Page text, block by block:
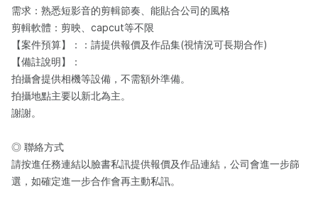
需求：熟悉短影音的剪輯節奏、能貼合公司的風格
剪輯軟體：剪映、capcut等不限
【案件預算】：：請提供報價及作品集(視情況可長期合作)
【備註說明】：
拍攝會提供相機等設備，不需額外準備。
拍攝地點主要以新北為主。
謝謝。
◎ 聯絡方式
請按進任務連結以臉書私訊提供報價及作品連結，公司會進一步篩
選，如確定進一步合作會再主動私訊。